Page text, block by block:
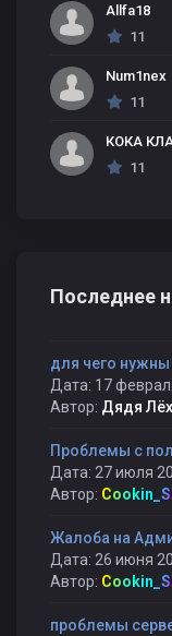
Allfa18
11
Num1nex
11
КОКА
11
Последнее
для чего
Дата: 17
Автор: Дядя
Дата: 27 июля
Автор:
Жалоба на
Дата: 26 июня
Автор:
проблемы